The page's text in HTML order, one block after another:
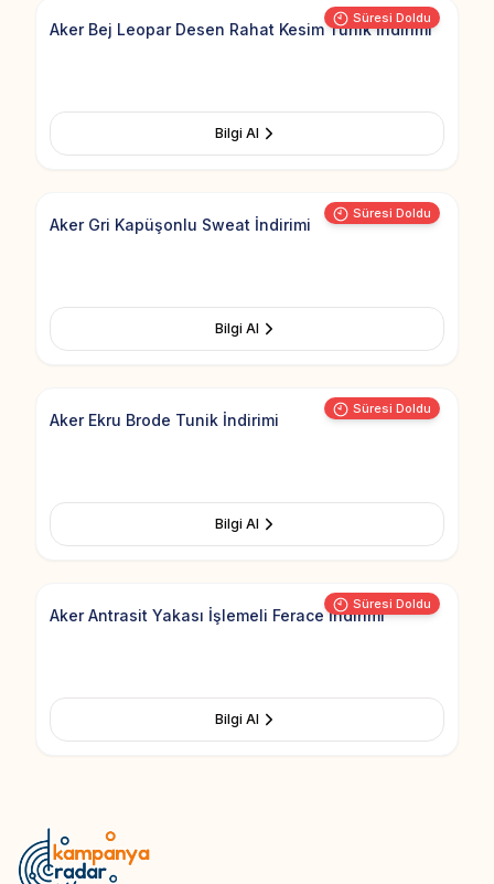
Süresi Doldu
Aker Bej Leopar Desen Rahat Kesim Tunik İndirimi
Bilgi Al
Süresi Doldu
Add to
Aker Gri Kapüşonlu Sweat İndirimi
Bilgi Al
Süresi Doldu
Add to
Aker Ekru Brode Tunik İndirimi
Bilgi Al
Süresi Doldu
Add to
Aker Antrasit Yakası İşlemeli Ferace İndirimi
Bilgi Al